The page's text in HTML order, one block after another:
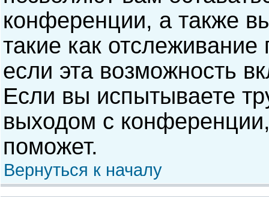
конференции, а также
такие как
если эта возможность
Если вы испытываете
выходом с
поможет.
Вернуться к началу